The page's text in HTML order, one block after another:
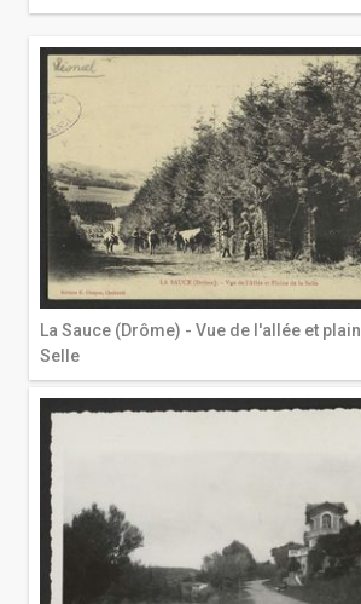
La Sauce (Drôme) - Vue de l'allée et
Selle